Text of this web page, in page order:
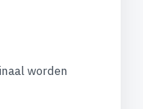
worden